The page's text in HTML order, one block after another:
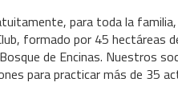
para toda la
formado por 45 hectáreas
de Encinas. Nuestros
para practicar más de 35